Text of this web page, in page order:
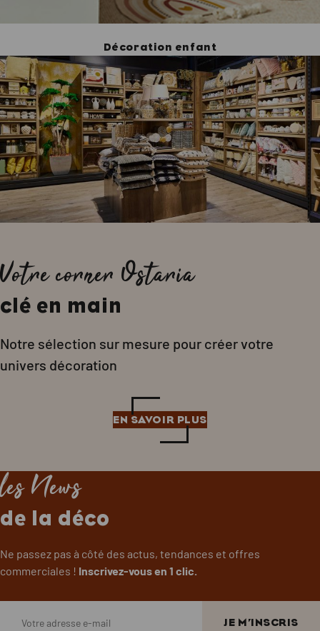
Décoration enfant
Votre corner Ostaria
clé en main
Notre sélection sur mesure pour créer votre
univers décoration
EN SAVOIR PLUS
les News
de la déco
Ne passez pas à côté des actus, tendances et offres
commerciales ! Inscrivez-vous en 1 clic.